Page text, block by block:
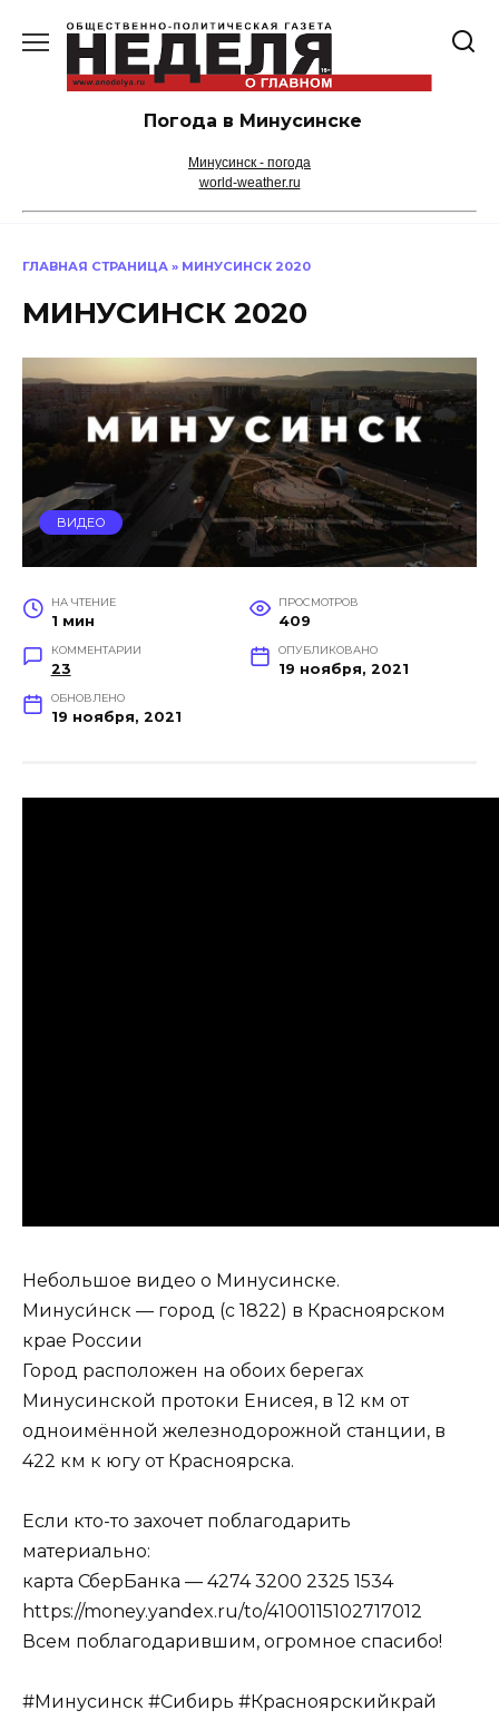
содержанию
Погода в Минусинске
Минусинск - погода
world-weather.ru
ГЛАВНАЯ СТРАНИЦА » МИНУСИНСК 2020
МИНУСИНСК 2020
ВИДЕО
НА ЧТЕНИЕ
1 мин
ПРОСМОТРОВ
409
КОММЕНТАРИИ
23
ОПУБЛИКОВАНО
19 ноября, 2021
ОБНОВЛЕНО
19 ноября, 2021
Небольшое видео о Минусинске.
Минуси́нск — город (с 1822) в Красноярском
крае России
Город расположен на обоих берегах
Минусинской протоки Енисея, в 12 км от
одноимённой железнодорожной станции, в
422 км к югу от Красноярска.
Если кто-то захочет поблагодарить
материально:
карта СберБанка — 4274 3200 2325 1534
https://money.yandex.ru/to/4100115102717012
Всем поблагодарившим, огромное спасибо!
#Минусинск #Сибирь #Красноярскийкрай